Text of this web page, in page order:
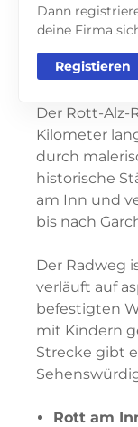
Dann
deine Firma
Registieren
Der Rott-Alz-
Kilometer
durch
historische
am Inn und
bis nach
Der Radweg
verläuft auf
befestigten
mit Kindern
Strecke gibt
Rott am